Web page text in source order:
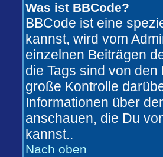
Was ist BBCode?
BBCode ist eine
kannst, wird vom
einzelnen Beiträgen
die Tags sind von
große Kontrolle
Informationen über
anschauen, die Du
kannst..
Nach oben